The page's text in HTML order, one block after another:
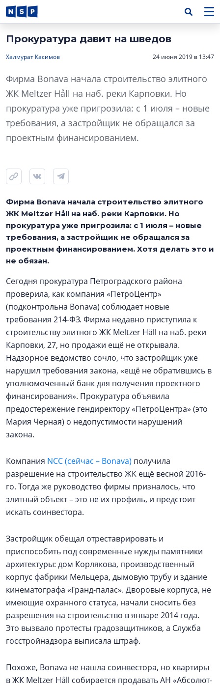
Прокуратура давит на шведов
Халмурат Касимов 24 июня 2019 в 13:47
Фирма Bonava начала строительство элитного
ЖК Meltzer Håll на наб. реки Карповки. Но
прокуратура уже пригрозила: с 1 июля – новые
требования, а застройщик не обращался за
проектным финансированием.
Фирма Bonava начала строительство элитного
ЖК Meltzer Håll на наб. реки Карповки. Но
прокуратура уже пригрозила: с 1 июля – новые
требования, а застройщик не обращался за
проектным финансированием. Хотя делать это и
не обязан.
Сегодня прокуратура Петроградского района
проверила, как компания «ПетроЦентр»
(подконтрольна Bonava) соблюдает новые
требования 214-ФЗ. Фирма недавно приступила к
строительству элитного ЖК Meltzer Håll на наб. реки
Карповки, 27, но продажи ещё не открывала.
Надзорное ведомство сочло, что застройщик уже
нарушил требования закона, «ещё не обратившись в
уполномоченный банк для получения проектного
финансирования». Прокуратура объявила
предостережение гендиректору «ПетроЦентра» (это
Мария Черная) о недопустимости нарушений
закона.
Компания NCC (сейчас – Bonava) получила
разрешение на строительство ЖК ещё весной 2016-
го. Тогда же руководство фирмы призналось, что
элитный объект – это не их профиль, и предстоит
искать соинвестора.
Застройщик обещал отреставрировать и
приспособить под современные нужды памятники
архитектуры: дом Корлякова, производственный
корпус фабрики Мельцера, дымовую трубу и здание
кинематографа «Гранд-палас». Дворовые корпуса, не
имеющие охранного статуса, начали сносить без
разрешения на строительство в январе 2014 года.
Это вызвало протесты градозащитников, а Служба
госстройнадзора выписала штраф.
Похоже, Bonava не нашла соинвестора, но квартиры
в ЖК Meltzer Håll собирается продавать АН «Абсолют-